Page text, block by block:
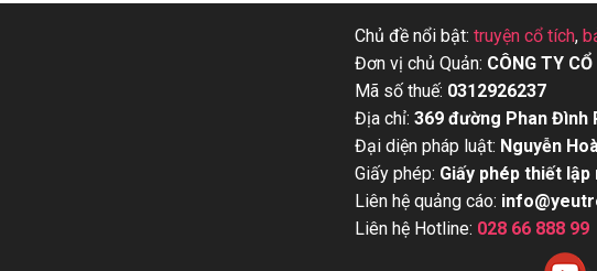
Chủ đề nổi bật: truyện cổ tích,
Đơn vị chủ Quản: CÔNG TY
Mã số thuế: 0312926237
Địa chỉ: 369 đường Phan Đình
Đại diện pháp luật: Nguyễn
Giấy phép: Giấy phép thiết
Liên hệ quảng cáo:
Liên hệ Hotline: 028 66 888 99